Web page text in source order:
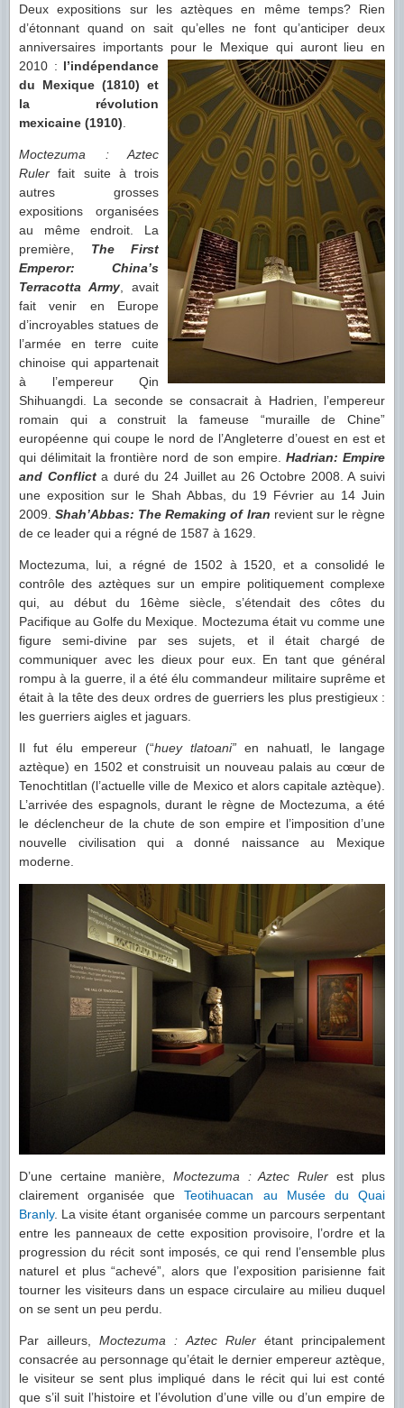
Deux expositions sur les aztèques en même temps? Rien
d’étonnant quand on sait qu’elles ne font qu’anticiper deux
anniversaires importants pour le Mexique qui auront lieu en
2010 : l’indépendance
du Mexique (1810) et
la révolution
mexicaine (1910)
Moctezuma : Aztec
Ruler fait suite à trois
autres grosses
expositions organisées
au même endroit. La
première, The First
Emperor: China’s
Terracotta Army , avait
fait venir en Europe
d’incroyables statues de
l’armée en terre cuite
chinoise qui appartenait
à l’empereur Qin
Shihuangdi. La seconde se consacrait à Hadrien, l’empereur
romain qui a construit la fameuse “muraille de Chine”
européenne qui coupe le nord de l’Angleterre d’ouest en est et
qui délimitait la frontière nord de son empire. Hadrian: Empire
and Conflicta duré du 24 Juillet au 26 Octobre 2008. A suivi
une exposition sur le Shah Abbas, du 19 Février au 14 Juin
2009.Shah’Abbas: The Remaking of Iran revient sur le règne
de ce leader qui a régné de 1587 à 1629.
Moctezuma, lui, a régné de 1502 à 1520, et a consolidé le
contrôle des aztèques sur un empire politiquement complexe
qui, au début du 16ème siècle, s’étendait des côtes du
Pacifique au Golfe du Mexique. Moctezuma était vu comme une
figure semi-divine par ses sujets, et il était chargé de
communiquer avec les dieux pour eux. En tant que général
rompu à la guerre, il a été élu commandeur militaire suprême et
était à la tête des deux ordres de guerriers les plus prestigieux :
les guerriers aigles et jaguars.
Il fut élu empereur (“huey tlatoani” en nahuatl, le langage
aztèque) en 1502 et construisit un nouveau palais au cœur de
Tenochtitlan (l’actuelle ville de Mexico et alors capitale aztèque).
L’arrivée des espagnols, durant le règne de Moctezuma, a été
le déclencheur de la chute de son empire et l’imposition d’une
nouvelle civilisation qui a donné naissance au Mexique
moderne.
D’une certaine manière, Moctezuma : Aztec Ruler est plus
clairement organisée queTeotihuacan au Musée du Quai
Branly. La visite étant organisée comme un parcours serpentant
entre les panneaux de cette exposition provisoire, l’ordre et la
progression du récit sont imposés, ce qui rend l’ensemble plus
naturel et plus “achevé”, alors que l’exposition parisienne fait
tourner les visiteurs dans un espace circulaire au milieu duquel
on se sent un peu perdu.
Par ailleurs,Moctezuma : Aztec Rulerétant principalement
consacrée au personnage qu’était le dernier empereur aztèque,
le visiteur se sent plus impliqué dans le récit qui lui est conté
que s’il suit l’histoire et l’évolution d’une ville ou d’un empire de